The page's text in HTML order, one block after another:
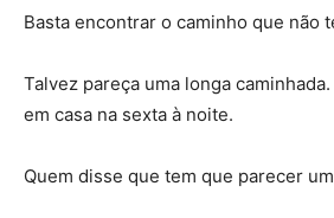
Basta encontrar o caminho que não
Talvez pareça uma longa
em casa na sexta à noite.
Quem disse que tem que parecer